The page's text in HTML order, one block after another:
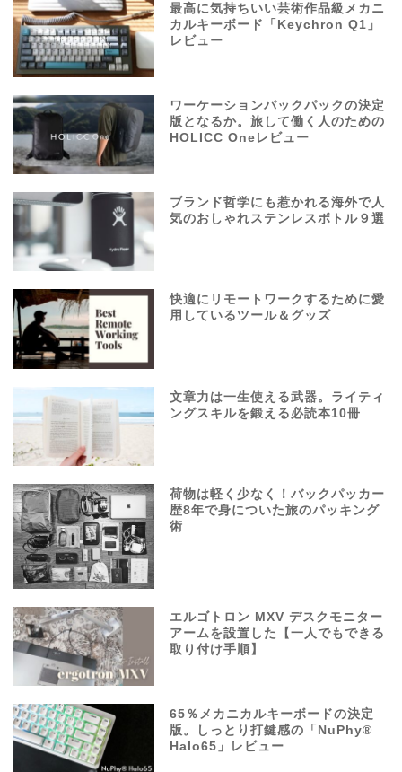
最高に気持ちいい芸術作品級メカニ
カルキーボード「Keychron Q1」
レビュー
ワーケーションバックパックの決定
版となるか。旅して働く人のための
HOLICC Oneレビュー
ブランド哲学にも惹かれる海外で人
気のおしゃれステンレスボトル９選
快適にリモートワークするために愛
用しているツール＆グッズ
文章力は一生使える武器。ライティ
ングスキルを鍛える必読本10冊
荷物は軽く少なく！バックパッカー
歴8年で身についた旅のパッキング
術
エルゴトロン MXV デスクモニター
アームを設置した【一人でもできる
取り付け手順】
65％メカニカルキーボードの決定
版。しっとり打鍵感の「NuPhy®
Halo65」レビュー